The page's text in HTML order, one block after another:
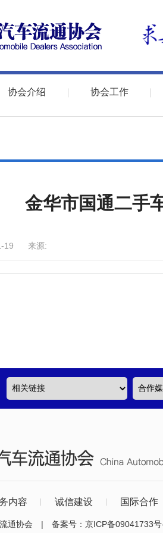
协会介绍 协会工作
金华市国通二手
19 来源:
内容 诚信建设 国际合作
通协会 | 备案号： 京ICP备09041733号